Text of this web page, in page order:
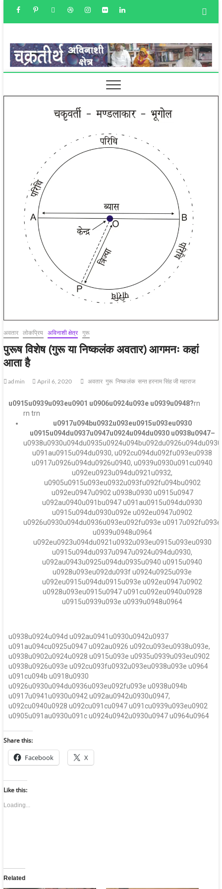
चक्रतीर्थ
अवतार लोकप्रिय अविनाशी क्षेत्र गुरू
पुरूष विशेष (गुरू या निष्कलंक अवतार) आगमनः कहां
आता है
admin April 6, 2020 अवतार गुरू निष्‍कलंक सन्‍त हरनाम सिंह जी महाराज
u0915u0939u093eu0901 u0906u0924u093e u0939u0948?rn
rn t
u0917u094bu0932u093eu0915u093eu0930
u0915u094du0937u0947u0924u094du0930 u0938u0947–
u0938u0930u094du0935u0924u094bu092du0926u094du0930
u091au0915u094du0930, u092cu094du092fu093eu0938
u0917u0926u094du0926u0940, u0939u0930u091cu0940
u092eu0923u094du0921u0932,
u0905u0915u093eu0932u093fu092fu094bu0902
u092eu0947u0902 u0938u0930 u0915u0947
u092au0940u091bu0947 u091au0915u094du0930
u0915u094du0930u092e u092eu0947u0902
u0926u0930u094du0936u093eu092fu093e u0917u092fu093e
u0939u0948u0964
u092eu0923u094du0921u0932u093eu0915u093eu0930
u0915u094du0937u0947u0924u094du0930,
u092au0943u0925u094du0935u0940 u0915u0940
u0928u093eu092du093f u0924u0925u093e
u092eu0915u094du0915u093e u092eu0947u0902
u0928u093eu0915u0947 u091cu092eu0940u0928
u0915u0939u093e u0939u0948u0964
rn
u0938u0924u094d u092au0941u0930u0942u0937
u091au094cu0925u0947 u092au0926 u092cu093eu0938u093e,
u0938u0902u0924u0928 u0915u093e u0935u0939u093eu0902
u0938u0926u093e u092cu093fu0932u093eu0938u093e u0964
u091cu094b u0918u0930
u0926u0930u094du0936u093eu092fu093e u0938u094b
u0917u0941u0930u0942 u092au0942u0930u0947,
u092cu0940u0928 u092cu091cu0947 u091cu0939u093eu0902
u0905u091au0930u091c u0924u0942u0930u0947 u0964u0964
Share this:
Facebook X
Like this:
Loading...
Related